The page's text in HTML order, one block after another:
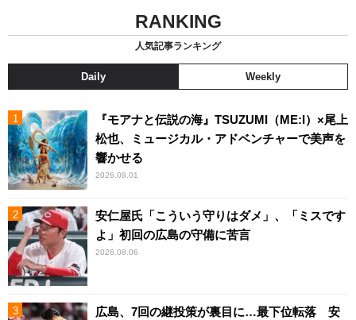
RANKING
人気記事ランキング
Daily Weekly
『モアナと伝説の海』TSUZUMI（ME:I）×尾上
松也、ミュージカル・アドベンチャーで美声を
響かせる
2026.08.01
安仁屋氏「こういう守りはダメ」、「ミスです
よ」初回の広島の守備に苦言
2026.08.06
広島、7回の継投策が裏目に…最下位転落 安